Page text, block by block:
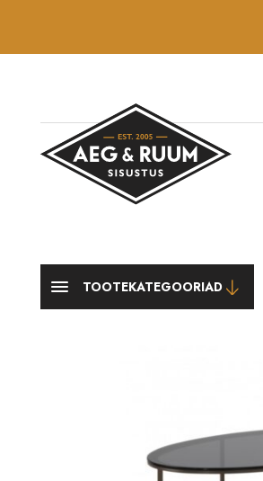
TOOTEKATEGOORIAD
Kapid